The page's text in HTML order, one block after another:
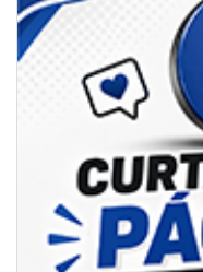
Univali e Câmara de
discutir políticas públicas e
BALNEÁRIO